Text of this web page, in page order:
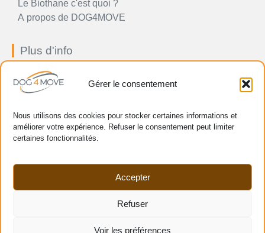
Gérer le consentement
Nous utilisons des cookies pour stocker certaines informations et
améliorer votre expérience. Refuser le consentement peut limiter
certaines fonctionnalités.
Accepter
Refuser
Voir les préférences
Le Biothane c'est quoi ?
A propos de DOG4MOVE
Plus d'info
Impressum
Conditions générales
Politique de confidentialité
Politique de cookie (UE)
Gestion de vos données personnelles
Moyens de paiement